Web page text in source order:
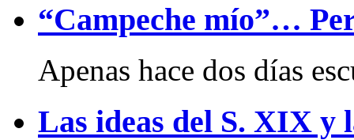
“Campeche mío”…
Apenas hace dos días
Las ideas del S. XIX y